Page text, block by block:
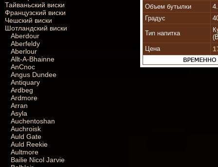
Тайваньский виски
Французский виски
Чешский виски
Шотландский виски
Aberdour
Aberfeldy
Aberlour
Allt-A-Bhainne
AnCnoc
Angus Dundee
Antiquary
Ardbeg
Ardmore
Arran
Asyla
Auchentoshan
Auchroisk
Auld Gate
Auld Reekie
Aultmore
Bailie Nicol Jarvie
Объем бутылки
Градус
Тип напитка
Цена